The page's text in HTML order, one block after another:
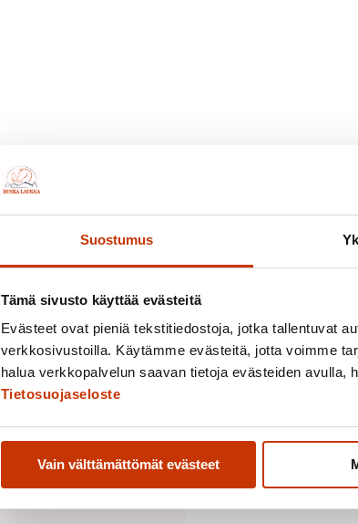
Suostumus
Tämä sivusto käyttää evästeitä
Evästeet ovat pieniä tekstitiedostoja, jotka tallentuvat
verkkosivustoilla. Käytämme evästeitä, jotta voimme
halua verkkopalvelun saavan tietoja evästeiden
Tietosuojaseloste
Vain välttämättömät evästeet